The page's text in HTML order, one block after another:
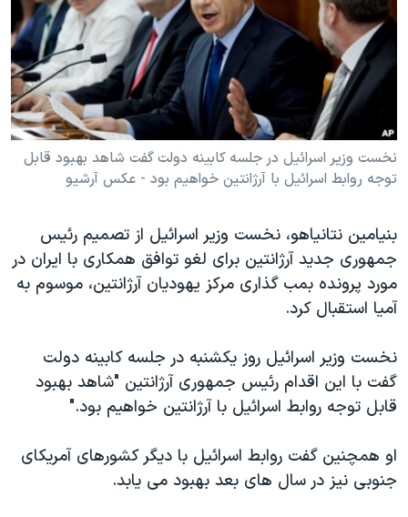
فرهنگ و زندگی
حقوق شهروندی
اقتصادی
علم و فناوری
گالری عکس
مستندها
انتخابات ریاست جمهوری آمریکا ۲۰۲۴
حمله جمهوری اسلامی به اسرائیل
رمز مهسا
اعتراضات زن، زندگی، آزادی
تریبونال مردمی آبان ۹۸
دادگاه حمید نوری
چهل سال گروگان‌گیری
اعتراضات مردمی آبان ۹۸
اسرائیل در جنگ
همایش محافظه‌کاران آمریکا «سی‌پک»
دنبال کنید
زبانهای مختلف
نخست وزیر اسرائیل در جلسه کابینه دولت گفت شاهد بهبود قابل
توجه روابط اسرائیل با آرژانتین خواهیم بود - عکس آرشیو
بنیامین نتانیاهو، نخست وزیر اسرائیل از تصمیم رئیس
جمهوری جدید آرژانتین برای لغو توافق همکاری با ایران در
مورد پرونده بمب گذاری مرکز یهودیان آرژانتین، موسوم به
آمیا استقبال کرد.
نخست وزیر اسرائیل روز یکشنبه در جلسه کابینه دولت
گفت با این اقدام رئیس جمهوری آرژانتین "شاهد بهبود
قابل توجه روابط اسرائیل با آرژانتین خواهیم بود."
او همچنین گفت روابط اسرائیل با دیگر کشورهای آمریکای
جنوبی نیز در سال های بعد بهبود می یابد.